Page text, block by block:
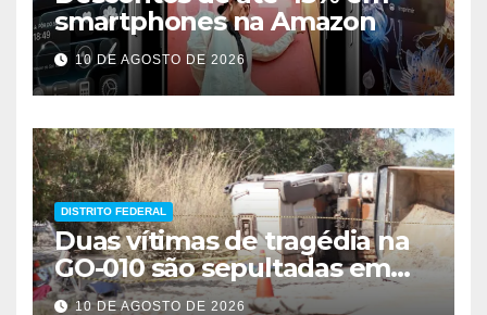
smartphones na Amazon
10 DE AGOSTO DE 2026
DISTRITO FEDERAL
Duas vítimas de tragédia na
GO-010 são sepultadas em
Taguatinga
10 DE AGOSTO DE 2026